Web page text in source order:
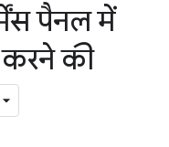
पैनल में
की